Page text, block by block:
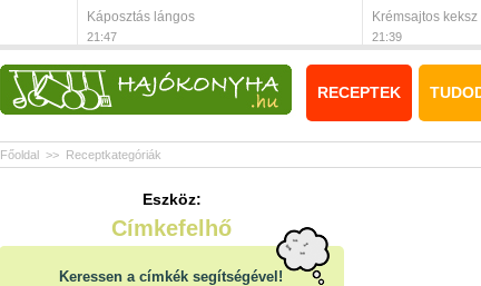
Káposztás lángos
21:47
Krémsajtos
21:39
RECEPTEK
Főoldal >> Receptkategóriák
Eszköz:
Címkefelhő
Keressen a címkék segítségével!